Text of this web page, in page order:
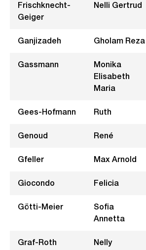
Frischknecht-
Geiger
Nelli Gertrud
Ganjizadeh Gholam Reza
Gassmann
Monika
Elisabeth
Maria
Gees-Hofmann Ruth
Genoud René
Gfeller Max Arnold
Giocondo Felicia
Götti-Meier
Sofia
Annetta
Graf-Roth Nelly